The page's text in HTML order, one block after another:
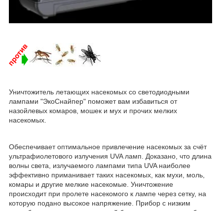
Уничтожитель летающих насекомых со светодиодными
лампами "ЭкоСнайпер" поможет вам избавиться от
назойлевых комаров, мошек и мух и прочих мелких
насекомых.
Обеспечивает оптимальное привлечение насекомых за счёт
ультрафиолетового излучения UVA ламп. Доказано, что длина
волны света, излучаемого лампами типа UVA наиболее
эффективно приманивает таких насекомых, как мухи, моль,
комары и другие мелкие насекомые. Уничтожение
происходит при пролете насекомого к лампе через сетку, на
которую подано высокое напряжение. Прибор с низким